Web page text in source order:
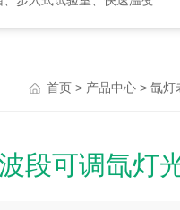
首页 > 产品中心 >氙灯
段可调氙灯